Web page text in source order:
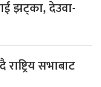
झट्का, देउवा-
सभाबाट